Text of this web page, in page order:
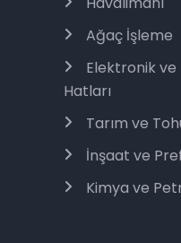
Ağaç İşleme
Elektronik ve
Hatları
Tarım ve
İnşaat ve
Kimya ve